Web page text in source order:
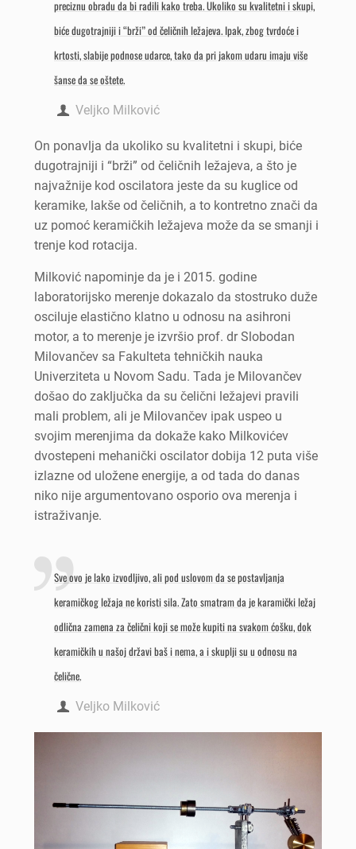
preciznu obradu da bi radili kako treba. Ukoliko su kvalitetni i skupi,
biće dugotrajniji i “brži” od čeličnih ležajeva. Ipak, zbog tvrdoće i
krtosti, slabije podnose udarce, tako da pri jakom udaru imaju više
šanse da se oštete.
Veljko Milković
On ponavlja da ukoliko su kvalitetni i skupi, biće
dugotrajniji i “brži” od čeličnih ležajeva, a što je
najvažnije kod oscilatora jeste da su kuglice od
keramike, lakše od čeličnih, a to kontretno znači da
uz pomoć keramičkih ležajeva može da se smanji i
trenje kod rotacija.
Milković napominje da je i 2015. godine
laboratorijsko merenje dokazalo da stostruko duže
osciluje elastično klatno u odnosu na asihroni
motor, a to merenje je izvršio prof. dr Slobodan
Milovančev sa Fakulteta tehničkih nauka
Univerziteta u Novom Sadu. Tada je Milovančev
došao do zaključka da su čelični ležajevi pravili
mali problem, ali je Milovančev ipak uspeo u
svojim merenjima da dokaže kako Milkovićev
dvostepeni mehanički oscilator dobija 12 puta više
izlazne od uložene energije, a od tada do danas
niko nije argumentovano osporio ova merenja i
istraživanje.
Sve ovo je lako izvodljivo, ali pod uslovom da se postavljanja
keramičkog ležaja ne koristi sila. Zato smatram da je karamički ležaj
odlična zamena za čelični koji se može kupiti na svakom ćošku, dok
keramičkih u našoj državi baš i nema, a i skuplji su u odnosu na
čelične.
Veljko Milković